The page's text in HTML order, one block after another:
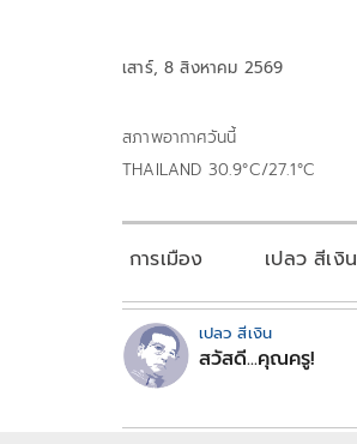
เสาร์, 8 สิงหาคม 2569
สภาพอากาศวันนี้
THAILAND 30.9°C/27.1°C
การเมือง เปลว สีเงิน
เปลว สีเงิน
สวัสดี...คุณครู!